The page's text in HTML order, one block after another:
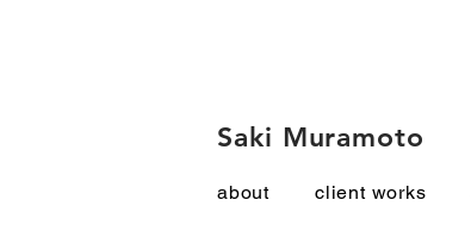
Saki Muramoto
about client works